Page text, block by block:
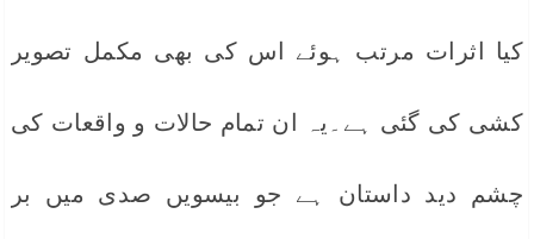
کیا اثرات مرتب ہوئے اس کی بھی مکمل تصویر
کشی کی گئی ہے۔یہ ان تمام حالات و واقعات کی
چشم دید داستان ہے جو بیسویں صدی میں بر